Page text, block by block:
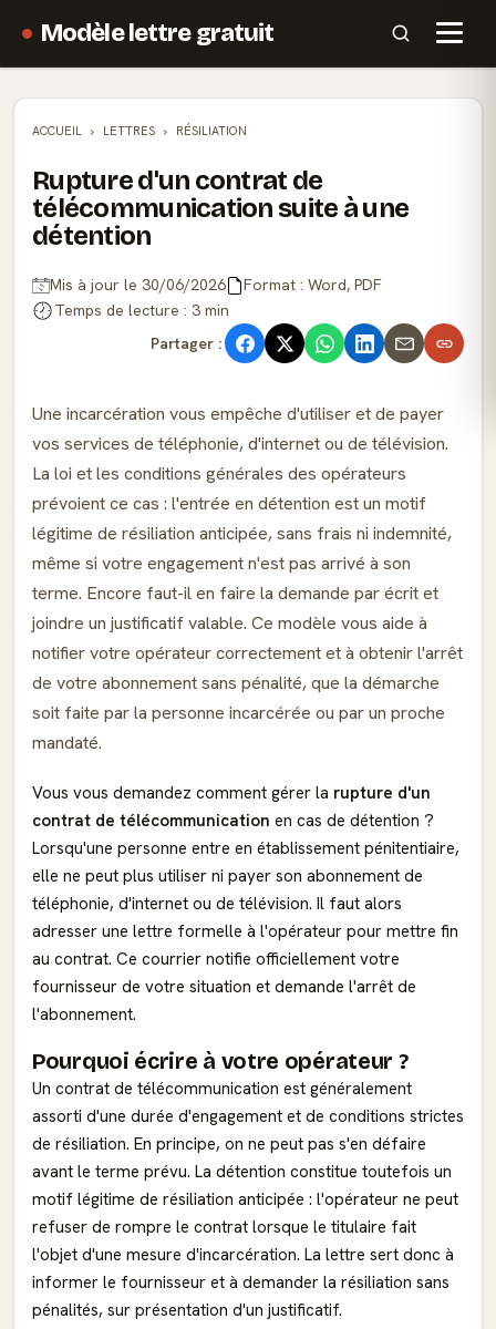
Modèle lettre gratuit
ACCUEIL LETTRES RÉSILIATION
Rupture d'un contrat de
télécommunication suite à une
détention
Mis à jour le 30/06/2026
Format : Word, PDF
Temps de lecture : 3 min
Partager :
Une incarcération vous empêche d'utiliser et de payer
vos services de téléphonie, d'internet ou de télévision.
La loi et les conditions générales des opérateurs
prévoient ce cas : l'entrée en détention est un motif
légitime de résiliation anticipée, sans frais ni indemnité,
même si votre engagement n'est pas arrivé à son
terme. Encore faut-il en faire la demande par écrit et
joindre un justificatif valable. Ce modèle vous aide à
notifier votre opérateur correctement et à obtenir l'arrêt
de votre abonnement sans pénalité, que la démarche
soit faite par la personne incarcérée ou par un proche
mandaté.
Vous vous demandez comment gérer la rupture d'un
contrat de télécommunication en cas de détention ?
Lorsqu'une personne entre en établissement pénitentiaire,
elle ne peut plus utiliser ni payer son abonnement de
téléphonie, d'internet ou de télévision. Il faut alors
adresser une lettre formelle à l'opérateur pour mettre fin
au contrat. Ce courrier notifie officiellement votre
fournisseur de votre situation et demande l'arrêt de
l'abonnement.
Pourquoi écrire à votre opérateur ?
Un contrat de télécommunication est généralement
assorti d'une durée d'engagement et de conditions strictes
de résiliation. En principe, on ne peut pas s'en défaire
avant le terme prévu. La détention constitue toutefois un
motif légitime de résiliation anticipée : l'opérateur ne peut
refuser de rompre le contrat lorsque le titulaire fait
l'objet d'une mesure d'incarcération. La lettre sert donc à
informer le fournisseur et à demander la résiliation sans
pénalités, sur présentation d'un justificatif.